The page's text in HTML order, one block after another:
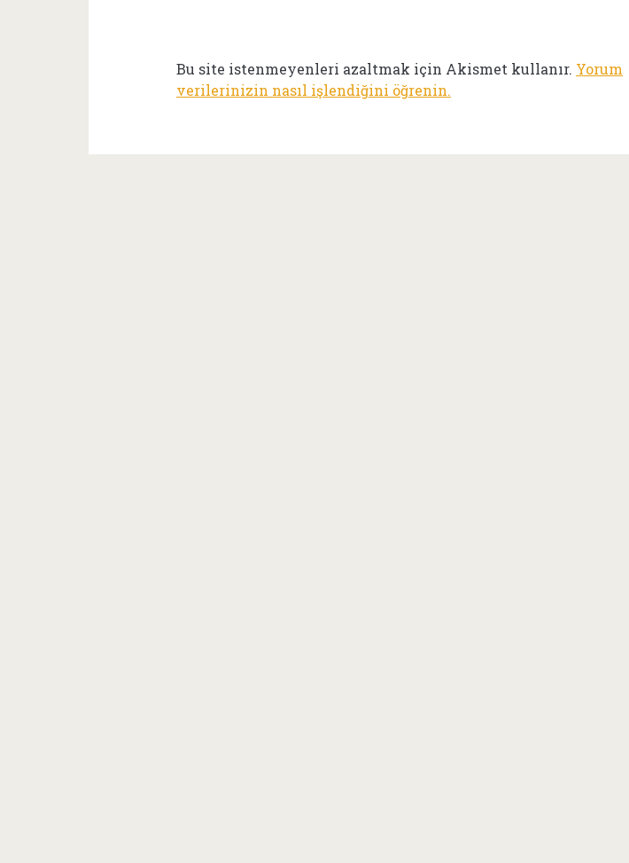
Bu site istenmeyenleri azaltmak için Akismet kullanır. Yorum
verilerinizin nasıl işlendiğini öğrenin.